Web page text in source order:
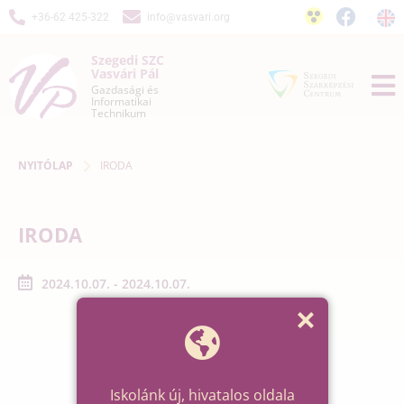
+36-62 425-322 info@vasvari.org
Szegedi SZC
Vasvári Pál
Gazdasági és
Informatikai
Technikum
NYITÓLAP IRODA
IRODA
2024.10.07. - 2024.10.07.
Iskolánk új, hivatalos oldala